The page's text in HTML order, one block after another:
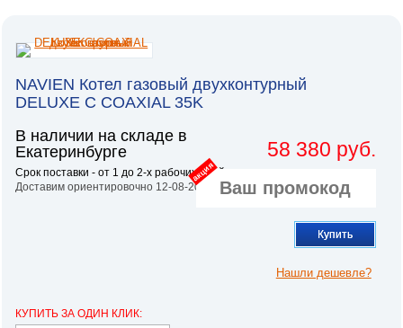
NAVIEN Котел газовый двухконтурный
DELUXE C COAXIAL 35K
В наличии на складе в
Екатеринбурге
Срок поставки - от 1 до 2-х рабочих дней.
Доставим ориентировочно 12-08-2026
58 380 руб.
акция
Купить
Нашли дешевле?
КУПИТЬ ЗА ОДИН КЛИК: